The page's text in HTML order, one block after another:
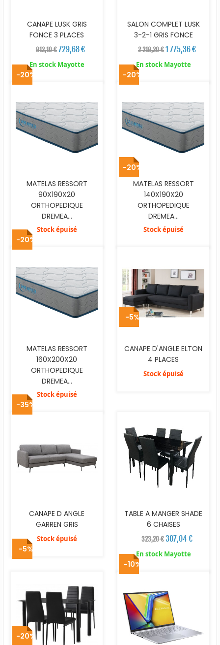
CANAPE LUSK GRIS
FONCE 3 PLACES
912,10 €729,68 €
En stock Mayotte
SALON COMPLET LUSK
3-2-1 GRIS FONCE
2 219,20 €1 775,36 €
En stock Mayotte
-20%
MATELAS RESSORT
90X190X20
ORTHOPEDIQUE
DREMEA...
Stock épuisé
-20%
MATELAS RESSORT
140X190X20
ORTHOPEDIQUE
DREMEA...
Stock épuisé
-20%
MATELAS RESSORT
160X200X20
ORTHOPEDIQUE
DREMEA...
Stock épuisé
-20%
CANAPE D'ANGLE ELTON
4 PLACES
Stock épuisé
-35%
CANAPE D ANGLE
GARREN GRIS
Stock épuisé
-5%
TABLE A MANGER SHADE
6 CHAISES
323,20 €307,04 €
En stock Mayotte
-5%
-10%
-20%